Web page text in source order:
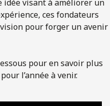
idée visant à améliorer un
ces fondateurs
pour forger un avenir
pour en savoir plus
l’année à venir.